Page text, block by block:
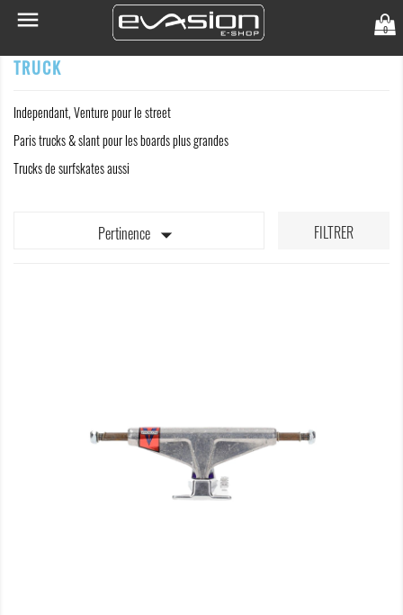
 0
TRUCK
Independant, Venture pour le street
Paris trucks & slant pour les boards plus grandes
Trucks de surfskates aussi
Pertinence  FILTRER